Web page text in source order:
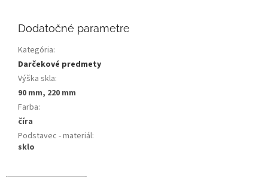
Dodatočné parametre
Kategória:
Darčekové predmety
Výška skla:
90 mm, 220 mm
Farba:
číra
Podstavec - materiál:
sklo